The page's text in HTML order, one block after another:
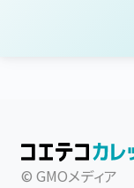
© GMOメディア